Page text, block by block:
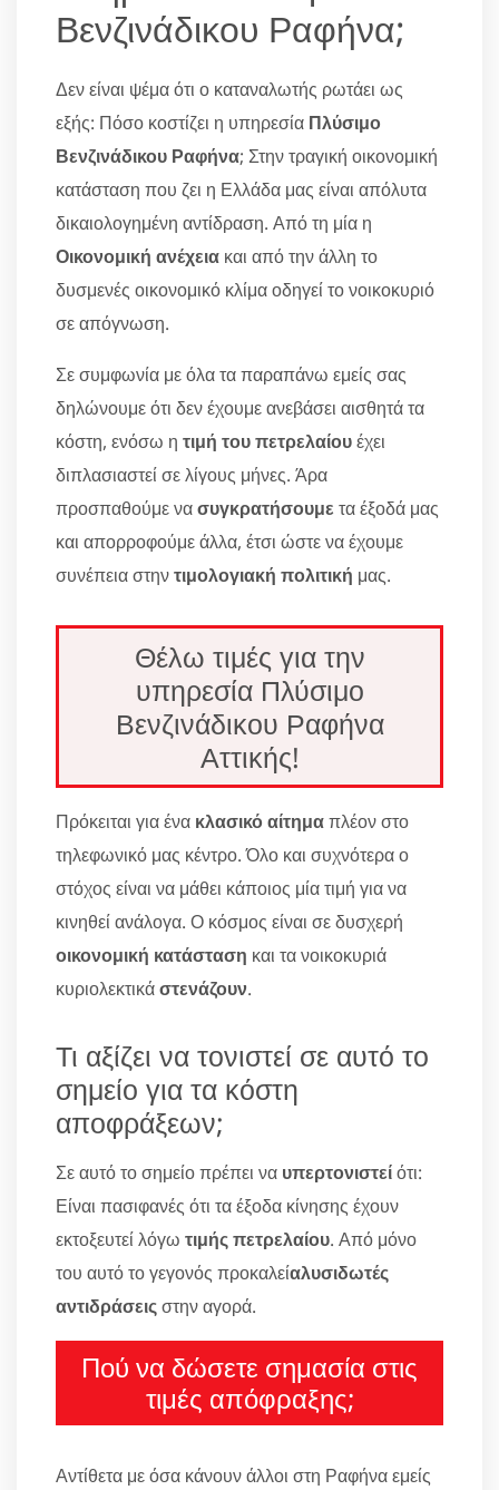
Βενζινάδικου Ραφήνα;
Δεν είναι ψέμα ότι ο καταναλωτής ρωτάει ως
εξής: Πόσο κοστίζει η υπηρεσία Πλύσιμο
Βενζινάδικου Ραφήνα; Στην τραγική οικονομική
κατάσταση που ζει η Ελλάδα μας είναι απόλυτα
δικαιολογημένη αντίδραση. Από τη μία η
Οικονομική ανέχεια και από την άλλη το
δυσμενές οικονομικό κλίμα οδηγεί το νοικοκυριό
σε απόγνωση.
Σε συμφωνία με όλα τα παραπάνω εμείς σας
δηλώνουμε ότι δεν έχουμε ανεβάσει αισθητά τα
κόστη, ενόσω η τιμή του πετρελαίουέχει
διπλασιαστεί σε λίγους μήνες. Άρα
προσπαθούμε νασυγκρατήσουμε τα έξοδά μας
και απορροφούμε άλλα, έτσι ώστε να έχουμε
συνέπεια στηντιμολογιακή πολιτική μας.
Θέλω τιμές για την
υπηρεσία Πλύσιμο
Βενζινάδικου Ραφήνα
Αττικής!
Πρόκειται για ένα κλασικό αίτημαπλέον στο
τηλεφωνικό μας κέντρο. Όλο και συχνότερα ο
στόχος είναι να μάθει κάποιος μία τιμή για να
κινηθεί ανάλογα. Ο κόσμος είναι σε δυσχερή
οικονομική κατάσταση και τα νοικοκυριά
κυριολεκτικάστενάζουν.
Τι αξίζει να τονιστεί σε αυτό το
σημείο για τα κόστη
αποφράξεων;
Σε αυτό το σημείο πρέπει να υπερτονιστείότι:
Είναι πασιφανές ότι τα έξοδα κίνησης έχουν
εκτοξευτεί λόγω τιμής πετρελαίου. Από μόνο
του αυτό το γεγονός προκαλείαλυσιδωτές
αντιδράσειςστην αγορά.
Πού να δώσετε σημασία στις
τιμές απόφραξης;
Αντίθετα με όσα κάνουν άλλοι στη Ραφήνα εμείς